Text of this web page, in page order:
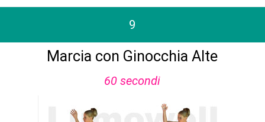
9
Marcia con Ginocchia Alte
60 secondi